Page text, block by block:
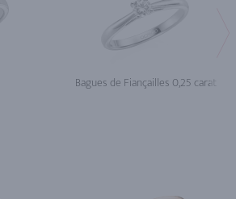
Bagues de Fiançailles 0,25 carat